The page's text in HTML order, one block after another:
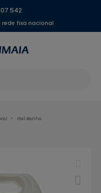
542
fixa nacional
Gel Banho